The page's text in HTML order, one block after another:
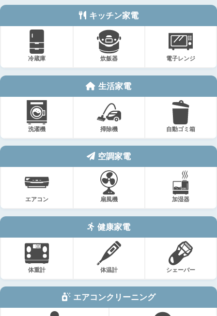
キッチン家電
冷蔵庫 炊飯器 電子レンジ
生活家電
洗濯機 掃除機 自動ゴミ箱
空調家電
エアコン 扇風機 加湿器
健康家電
体重計 体温計 シェーバー
エアコンクリーニング